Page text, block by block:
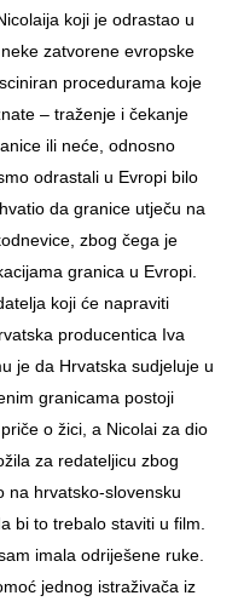
koji je odrastao u
zatvorene evropske
procedurama koje
– traženje i čekanje
ili neće, odnosno
odrastali u Evropi bilo
da granice utječu na
zbog čega je
granica u Evropi.
koji će napraviti
producentica Iva
je da Hrvatska sudjeluje u
granicama postoji
o žici, a Nicolai za dio
za redateljicu zbog
na hrvatsko-slovensku
bi to trebalo staviti u film.
imala odriješene ruke.
jednog istraživača iz